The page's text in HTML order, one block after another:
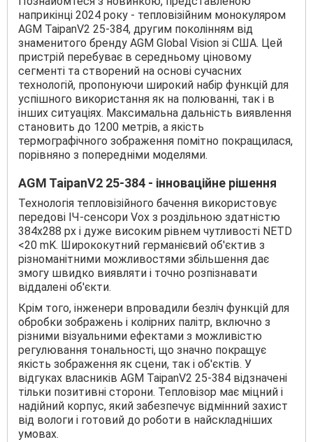
наприкінці 2024 року - тепловізійним монокуляром
AGM TaipanV2 25-384, другим поколінням від
знаменитого бренду AGM Global Vision зі США. Цей
пристрій перебуває в середньому ціновому
сегменті та створений на основі сучасних
технологій, пропонуючи широкий набір функцій для
успішного використання як на полюванні, так і в
інших ситуаціях. Максимальна дальність виявлення
становить до 1200 метрів, а якість
термографічного зображення помітно покращилася,
порівняно з попередніми моделями.
AGM TaipanV2 25-384 - інноваційне рішення
Технологія тепловізійного бачення використовує
передові ІЧ-сенсори Vox з роздільною здатністю
384х288 px і дуже високим рівнем чутливості NETD
<20 mK. Ширококутний германієвий об'єктив з
різноманітними можливостями збільшення дає
змогу швидко виявляти і точно розпізнавати
віддалені об'єкти.
Крім того, інженери впровадили безліч функцій для
обробки зображень і колірних палітр, включно з
різними візуальними ефектами з можливістю
регулювання тональності, що значно покращує
якість зображення як сцени, так і об'єктів. У
відгуках власників AGM TaipanV2 25-384 відзначені
тільки позитивні сторони. Тепловізор має міцний і
надійний корпус, який забезпечує відмінний захист
від вологи і готовий до роботи в найскладніших
умовах.